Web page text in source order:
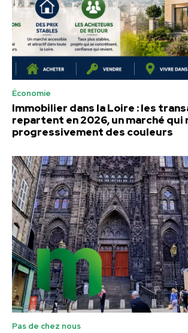
Économie
Immobilier dans la Loire : les
repartent en 2026, un marché
progressivement des couleurs
Pas de chez nous